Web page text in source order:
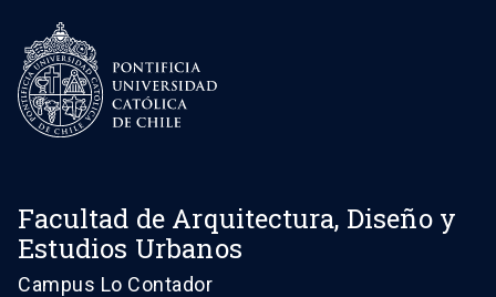
Facultad de Arquitectura, Diseño y
Estudios Urbanos
Campus Lo Contador